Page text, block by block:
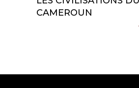
Add To Cart
LES CIVILISATIONS DU
CAMEROUN